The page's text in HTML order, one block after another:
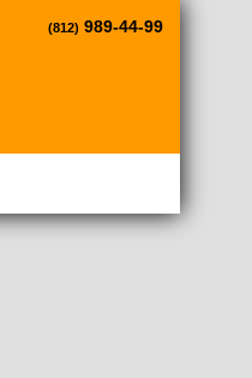
(812) 989-44-99